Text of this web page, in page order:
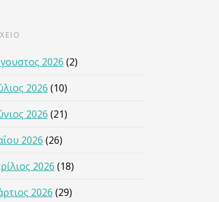
2026 (2)
2026 (10)
2026 (21)
2026 (26)
2026 (18)
2026 (29)